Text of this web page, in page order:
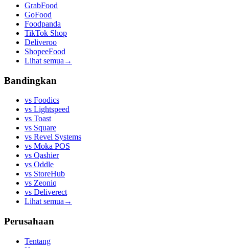
GrabFood
GoFood
Foodpanda
TikTok Shop
Deliveroo
ShopeeFood
Lihat semua →
Bandingkan
vs Foodics
vs Lightspeed
vs Toast
vs Square
vs Revel Systems
vs Moka POS
vs Qashier
vs Oddle
vs StoreHub
vs Zeoniq
vs Deliverect
Lihat semua →
Perusahaan
Tentang